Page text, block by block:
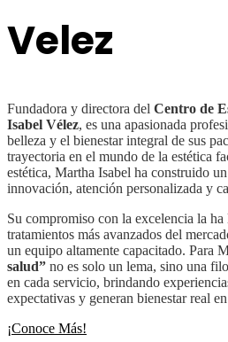
Velez
Fundadora y directora del Centro de
Isabel Vélez, es una apasionada
belleza y el bienestar integral de sus
trayectoria en el mundo de la estética
estética, Martha Isabel ha construido
innovación, atención personalizada y
Su compromiso con la excelencia la
tratamientos más avanzados del
un equipo altamente capacitado. Para
salud” no es solo un lema, sino una
en cada servicio, brindando
expectativas y generan bienestar real
¡Conoce Más!